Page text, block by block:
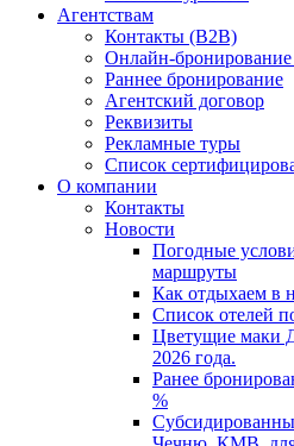
Агентствам
Контакты (B2B)
Онлайн-бронирование
Раннее бронирование
Агентский договор
Реквизиты
Рекламные туры
Список
О компании
Контакты
Новости
Погодные
маршруты
Как отдыхаем в
Список отелей
Цветущие маки
2026 года.
Ранее
%